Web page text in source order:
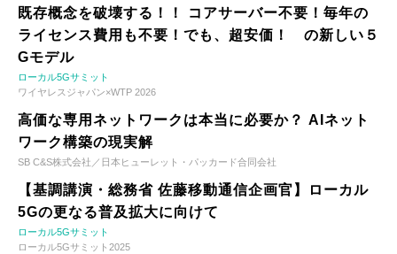
既存概念を破壊する！！ コアサーバー不要！毎年の
ライセンス費用も不要！でも、超安価！ の新しい５
Gモデル
ローカル5Gサミット
ワイヤレスジャパン×WTP 2026
高価な専用ネットワークは本当に必要か？ AIネット
ワーク構築の現実解
SB C&S株式会社／日本ヒューレット・パッカード合同会社
【基調講演・総務省 佐藤移動通信企画官】ローカル
5Gの更なる普及拡大に向けて
ローカル5Gサミット
ローカル5Gサミット2025